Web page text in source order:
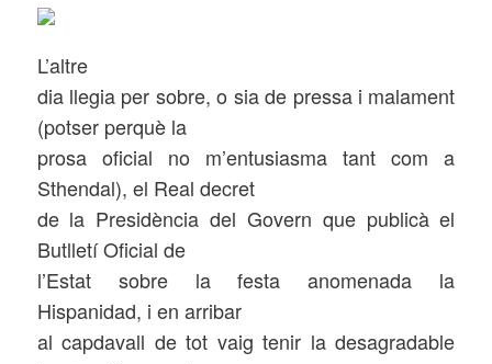
L’altre
dia llegia per sobre, o sia de pressa i malament
(potser perquè la
prosa oficial no m’entusiasma tant com a
Sthendal), el Real decret
de la Presidència del Govern que publicà el
Butlletí Oficial de
l’Estat sobre la festa anomenada la
Hispanidad, i en arribar
al capdavall de tot vaig tenir la desagradable